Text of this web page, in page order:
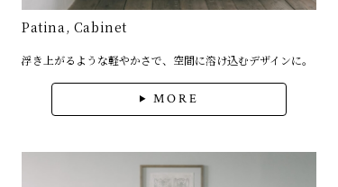
Patina, Cabinet
浮き上がるような軽やかさで、空間に溶け込むデザインに。
MORE